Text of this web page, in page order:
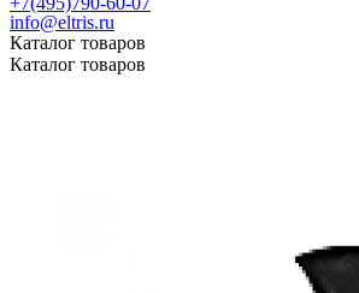
info@eltris.ru
Каталог товаров
Каталог товаров